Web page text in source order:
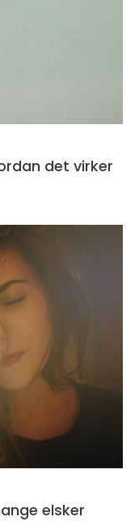
elsker